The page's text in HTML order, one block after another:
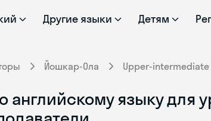
Другие языки Детям
Йошкар-Ола Upper-intermediate
английскому языку